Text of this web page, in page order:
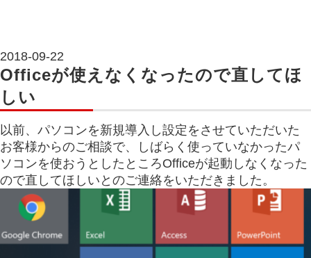
2018-09-22
Officeが使えなくなったので直してほ
しい
以前、パソコンを新規導入し設定をさせていただいた
お客様からのご相談で、しばらく使っていなかったパ
ソコンを使おうとしたところOfficeが起動しなくなった
ので直してほしいとのご連絡をいただきました。